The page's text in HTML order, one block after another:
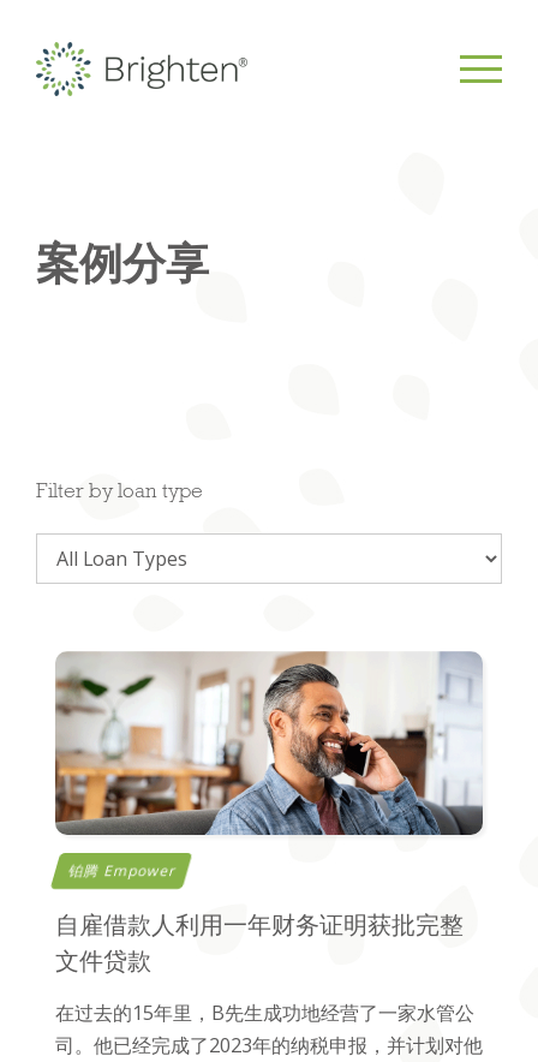
案例分享
Filter by loan type
铂腾 Empower
自雇借款人利用一年财务证明获批完整
文件贷款
在过去的15年里，B先生成功地经营了一家水管公
司。他已经完成了2023年的纳税申报，并计划对他